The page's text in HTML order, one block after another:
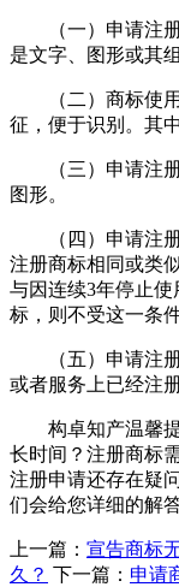
（一）申请注册
是文字、图形或其
（二）商标使用
征，便于识别。其
（三）申请注册
图形。
（四）申请注册
注册商标相同或类
与因连续3年停止
标，则不受这一条
（五）申请注册
或者服务上已经注
构卓知产温馨提
长时间？注册商标
注册申请还存在疑
们会给您详细的解答
上一篇： 宣告商标
久？ 下一篇： 申请